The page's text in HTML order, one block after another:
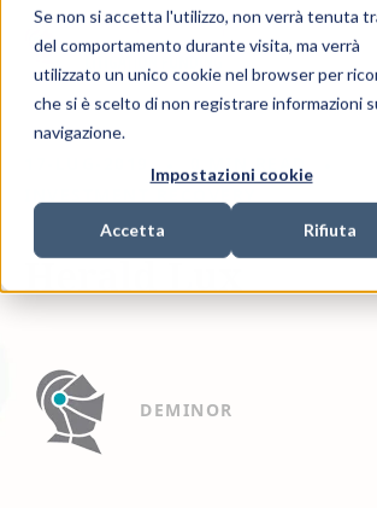
Se non si accetta l'utilizzo, non verrà tenuta
del comportamento durante visita, ma verrà
utilizzato un unico cookie nel browser per
che si è scelto di non registrare informazioni
navigazione.
Impostazioni cookie
Accetta Rifiuta
0 MIN READ
Herald Lux
DEMINOR